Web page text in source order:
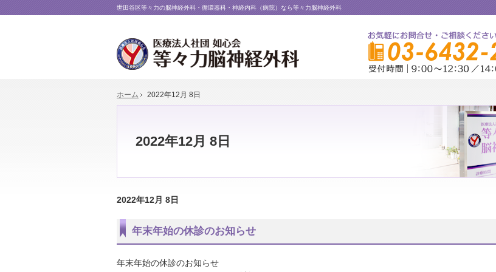
2022年12月 8日
世田谷区等々力の脳神経外科・循環器科・神経内科（病院）なら等々力脳神経外科
2022年12月 8日
年末年始の休診のお知らせ
年末年始の休診のお知らせ
ホーム 2022年12月 8日